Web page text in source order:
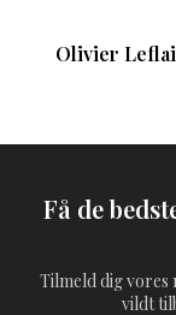
Olivier
Få de
Tilmeld dig vores
vildt